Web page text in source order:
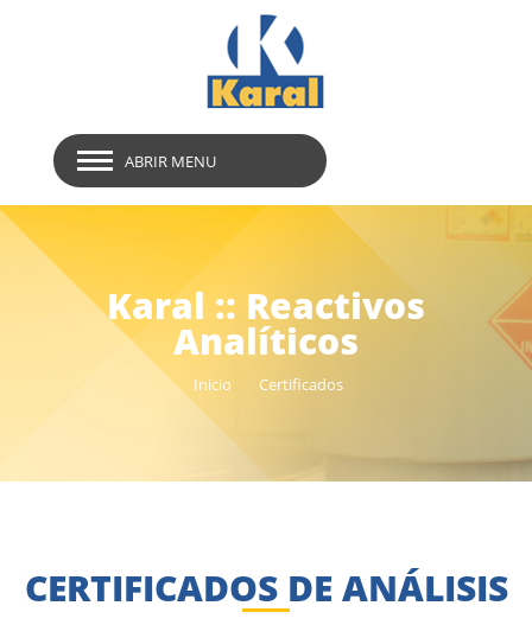
ABRIR MENU
Karal :: Reactivos
Analíticos
Inicio Certificados
CERTIFICADOS DE ANÁLISIS